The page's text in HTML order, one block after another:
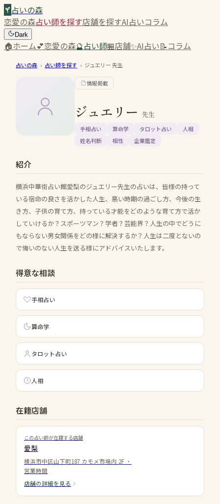
占いの森
恋愛の森占い師を探す店舗を探すAI占いコラム
Dark
🏠ホーム💕恋愛の森🔮占い師🏪店舗✨AI占い📝コラム
占いの森 › 占い師を探す › ジュエリー先生
情報掲載
ジュエリー 先生
手相占い 算命学 タロット占い
人相
姓名判断
相性 企業鑑定
紹介
横浜中華街占い館愛梨のジュエリー先生の占いは、皆様の持って
いる宿命の良さを活かした人生、悪い時期の過ごし方、今後の生
き方、子供の育て方、持っている才能をどのような育て方で活か
していけるか？スポーツマン？学者？芸能界？人生の中でどうに
もならない男女関係をどの様に解決するか？人生は二度とないの
で悔いのない人生を送る様にアドバイスいたします。
得意な相談
手相占い
算命学
タロット占い
人相
在籍店舗
この占い師が在籍する店舗
愛梨
横浜市中区山下町187 カモメ市場内 2F ・
営業時間
店舗の詳細を見る